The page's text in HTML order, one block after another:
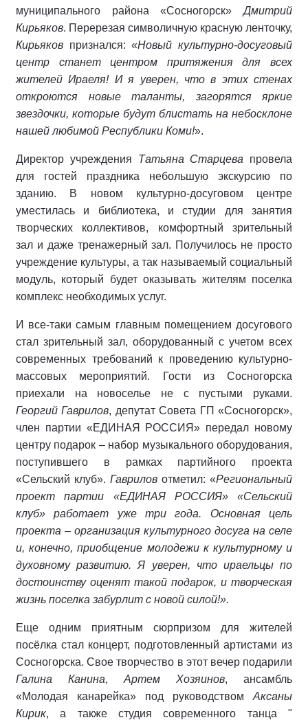
муниципального района «Сосногорск»Дмитрий
Кирьяков. Перерезая символичную красную ленточку,
Кирьяков признался: «Новый культурно-досуговый
центр станет центром притяжения для всех
жителей Ираеля! И я уверен, что в этих стенах
откроются новые таланты, загорятся яркие
звездочки, которые будут блистать на небосклоне
нашей любимой Республики Коми!».
Директор учреждения Татьяна Старцева провела
для гостей праздника небольшую экскурсию по
зданию. В новом культурно-досуговом центре
уместилась и библиотека, и студии для занятия
творческих коллективов, комфортный зрительный
зал и даже тренажерный зал. Получилось не просто
учреждение культуры, а так называемый социальный
модуль, который будет оказывать жителям поселка
комплекс необходимых услуг.
И все-таки самым главным помещением досугового
стал зрительный зал, оборудованный с учетом всех
современных требований к проведению культурно-
массовых мероприятий. Гости из Сосногорска
приехали на новоселье не с пустыми руками.
Георгий Гаврилов, депутат Совета ГП «Сосногорск»,
член партии «ЕДИНАЯ РОССИЯ» передал новому
центру подарок – набор музыкального оборудования,
поступившего в рамках партийного проекта
«Сельский клуб». Гаврилов отметил: «Региональный
проект партии «ЕДИНАЯ РОССИЯ» «Сельский
клуб» работает уже три года. Основная цель
проекта – организация культурного досуга на селе
и, конечно, приобщение молодежи к культурному и
духовному развитию. Я уверен, что ираельцы по
достоинству оценят такой подарок, и творческая
жизнь поселка забурлит с новой силой!».
Еще одним приятным сюрпризом для жителей
посёлка стал концерт, подготовленный артистами из
Сосногорска. Свое творчество в этот вечер подарили
Галина Канина, Артем Хозяинов, ансамбль
«Молодая канарейка» под руководством Аксаны
Кирик, а также студия современного танца "